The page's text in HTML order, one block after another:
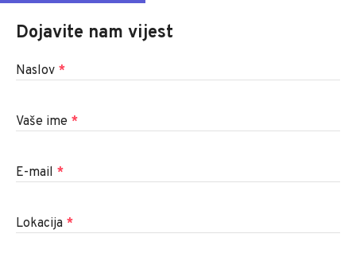
Dojavite nam vijest
Naslov *
Vaše ime *
E-mail *
Lokacija *